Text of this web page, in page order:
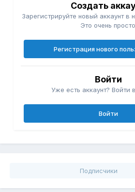
Создать
Зарегистрируйте новый аккаунт
Это очень
Регистрация нового
Войти
Уже есть аккаунт? Войти
Войти
Подписчики